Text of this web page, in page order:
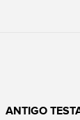
ANTIGO